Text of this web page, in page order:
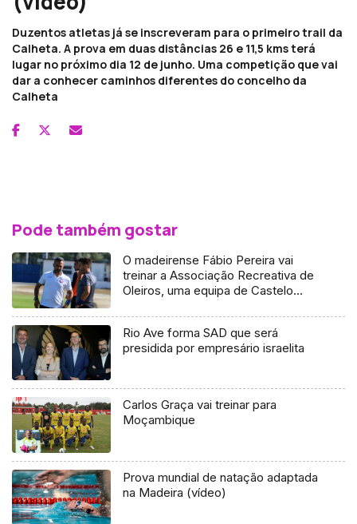
Duzentos atletas já se inscreveram para o primeiro trail da
Calheta. A prova em duas distâncias 26 e 11,5 kms terá
lugar no próximo dia 12 de junho. Uma competição que vai
dar a conhecer caminhos diferentes do concelho da
Calheta
Pode também gostar
O madeirense Fábio Pereira vai
treinar a Associação Recreativa de
Oleiros, uma equipa de Castelo
Rio Ave forma SAD que será
presidida por empresário israelita
Carlos Graça vai treinar para
Moçambique
Prova mundial de natação adaptada
na Madeira (vídeo)